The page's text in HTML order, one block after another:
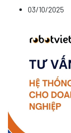
03/10/2025